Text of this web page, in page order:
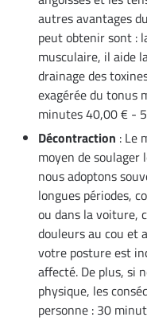
autres avantages
peut obtenir sont :
musculaire, il aide
drainage des
exagérée du tonus
minutes 40,00 € -
Décontraction : Le
moyen de soulager
nous adoptons
longues périodes,
ou dans la voiture,
douleurs au cou et
votre posture est
affecté. De plus, si
physique, les
personne : 30